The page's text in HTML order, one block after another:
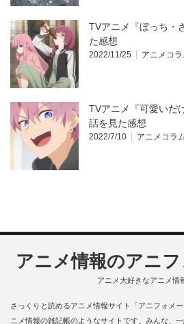
TVアニメ『ぼっち・
た感想
2022/11/25 アニメコラ
TVアニメ『可愛いだ
話を見た感想
2022/7/10 アニメコラ
アニメ情報のアニ
アニメ大好きなアニメ情
さっくりと読めるアニメ情報サイト「アニフォメ
ニメ情報の雑記帳のようなサイトです。みんな、